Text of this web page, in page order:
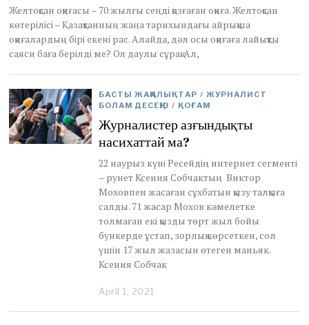
e
1
7
,
2
1
Желтоқсан оқиғасы – 70 жылғы сеңді қозғаған оқиға. Желтоқсан
көтерілісі – Қазақтанның жаңа тарихындағы айрықша
оқиғалардың бірі екені рас. Алайда, дәл осы оқиғаға лайықты
саяси баға берілді ме? Ол даулы сұрақ. Ал,
БАСТЫ ЖАҢАЛЫҚТАР / ЖУРНАЛИСТ
БОЛАМ ДЕСЕҢІЗ / ҚОҒАМ
Журналистер азғындықты
насихаттай ма?
22 наурыз күні Ресейдің интернет сегменті
– рунет Ксения Собчактың Виктор
Моховпен жасаған сұхбатын қызу талқыға
салды. 71 жасар Мохов кәмелетке
толмаған екі қызды төрт жыл бойы
бункерде ұстап, зорлық көрсеткен, сол
үшін 17 жыл жазасын өтеген маньяк.
Ксения Собчак
April 1, 2021
r